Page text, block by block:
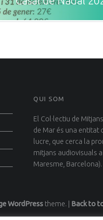
QUI SOM
El Col·lectiu de
de Mar és una entitat
lucre, que cerca la
mitjans audiovisuals
Maresme, Barcelona).
WordPress theme. Back to